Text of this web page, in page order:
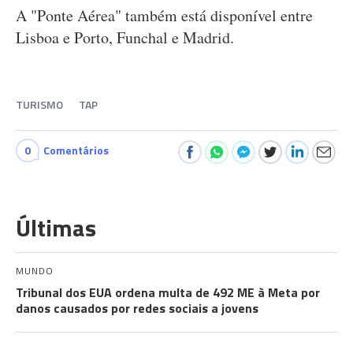
A "Ponte Aérea" também está disponível entre
Lisboa e Porto, Funchal e Madrid.
TURISMO TAP
0 Comentários
Últimas
MUNDO
Tribunal dos EUA ordena multa de 492 ME à Meta por
danos causados por redes sociais a jovens